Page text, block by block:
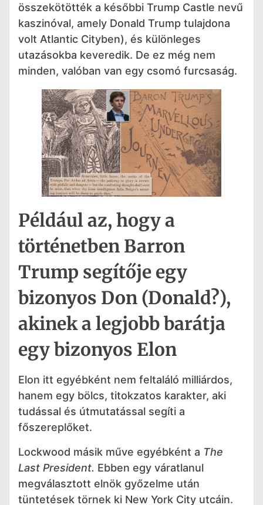
összekötötték a későbbi Trump Castle nevű
kaszinóval, amely Donald Trump tulajdona
volt Atlantic Cityben), és különleges
utazásokba keveredik. De ez még nem
minden, valóban van egy csomó furcsaság.
Például az, hogy a
történetben Barron
Trump segítője egy
bizonyos Don (Donald?),
akinek a legjobb barátja
egy bizonyos Elon
Elon itt egyébként nem feltaláló milliárdos,
hanem egy bölcs, titokzatos karakter, aki
tudással és útmutatással segíti a
főszereplőket.
Lockwood másik műve egyébként a The
Last President. Ebben egy váratlanul
megválasztott elnök győzelme után
tüntetések törnek ki New York City utcáin.